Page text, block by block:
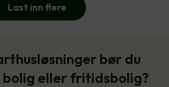
Last inn flere
bør du
eller fritidsbolig?